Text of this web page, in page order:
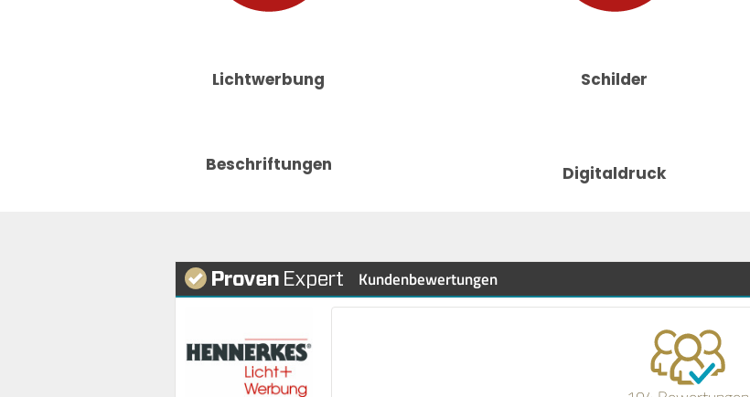
Lichtwerbung Schilder
Beschriftungen Digitaldruck
Kundenbewertungen